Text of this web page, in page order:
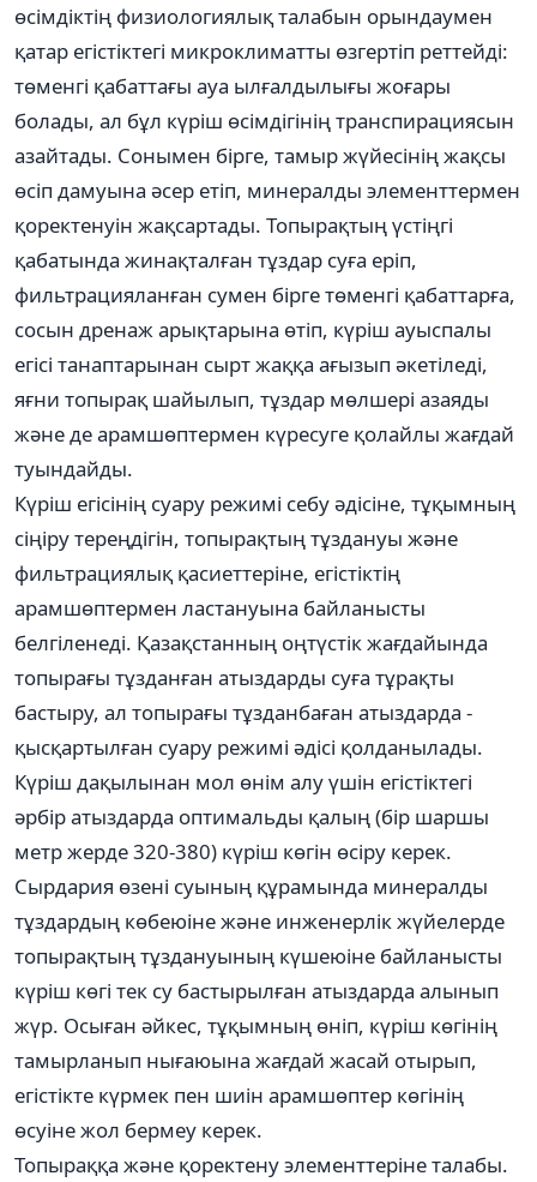
өсімдіктің физиологиялық талабын орындаумен
қатар егістіктегі микроклиматты өзгертіп реттейді:
төменгі қабаттағы ауа ылғалдылығы жоғары
болады, ал бұл күріш өсімдігінің транспирациясын
азайтады. Сонымен бірге, тамыр жүйесінің жақсы
өсіп дамуына әсер етіп, минералды элементтермен
қоректенуін жақсартады. Топырақтың үстіңгі
қабатында жинақталған тұздар суға еріп,
фильтрацияланған сумен бірге төменгі қабаттарға,
сосын дренаж арықтарына өтіп, күріш ауыспалы
егісі танаптарынан сырт жаққа ағызып әкетіледі,
яғни топырақ шайылып, тұздар мөлшері азаяды
және де арамшөптермен күресуге қолайлы жағдай
туындайды.
Күріш егісінің суару режимі себу әдісіне, тұқымның
сіңіру тереңдігін, топырақтың тұздануы және
фильтрациялық қасиеттеріне, егістіктің
арамшөптермен ластануына байланысты
белгіленеді. Қазақстанның оңтүстік жағдайында
топырағы тұзданған атыздарды суға тұрақты
бастыру, ал топырағы тұзданбаған атыздарда -
қысқартылған суару режимі әдісі қолданылады.
Күріш дақылынан мол өнім алу үшін егістіктегі
әрбір атыздарда оптимальды қалың (бір шаршы
метр жерде 320-380) күріш көгін өсіру керек.
Сырдария өзені суының құрамында минералды
тұздардың көбеюіне және инженерлік жүйелерде
топырақтың тұздануының күшеюіне байланысты
күріш көгі тек су бастырылған атыздарда алынып
жүр. Осыған әйкес, тұқымның өніп, күріш көгінің
тамырланып нығаюына жағдай жасай отырып,
егістікте күрмек пен шиін арамшөптер көгінің
өсуіне жол бермеу керек.
Топыраққа және қоректену элементтеріне талабы.